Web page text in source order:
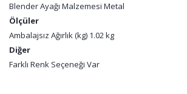
Blender Ayağı Malzemesi Metal
Ölçüler
Ambalajsız Ağırlık (kg) 1.02 kg
Diğer
Farklı Renk Seçeneği Var